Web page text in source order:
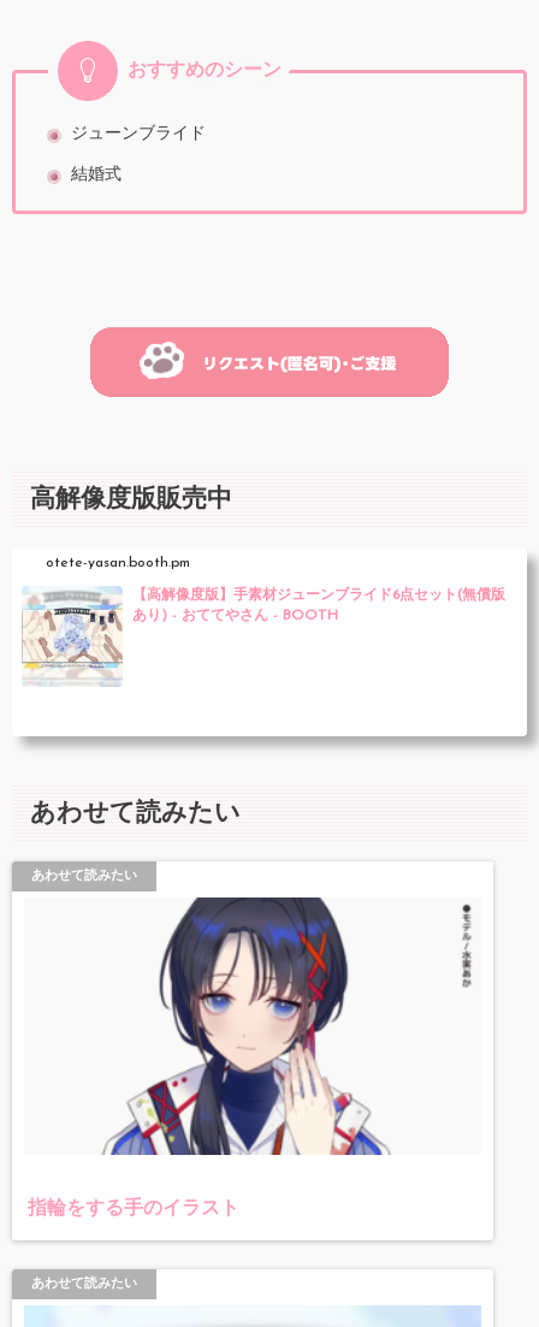
おすすめのシーン
ジューンブライド
結婚式
高解像度版販売中
otete-yasan.booth.pm
【高解像度版】手素材ジューンブライド6点セット(無償版
あり) - おててやさん - BOOTH
あわせて読みたい
あわせて読みたい
指輪をする手のイラスト
あわせて読みたい